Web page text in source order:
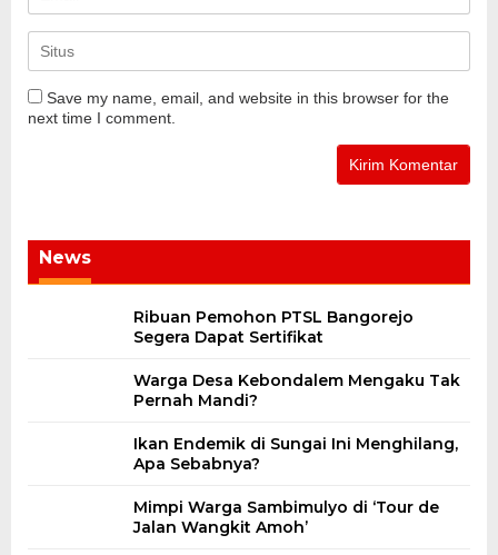
Save my name, email, and website in this browser for the
next time I comment.
News
Ribuan Pemohon PTSL Bangorejo
Segera Dapat Sertifikat
Warga Desa Kebondalem Mengaku Tak
Pernah Mandi?
Ikan Endemik di Sungai Ini Menghilang,
Apa Sebabnya?
Mimpi Warga Sambimulyo di ‘Tour de
Jalan Wangkit Amoh’